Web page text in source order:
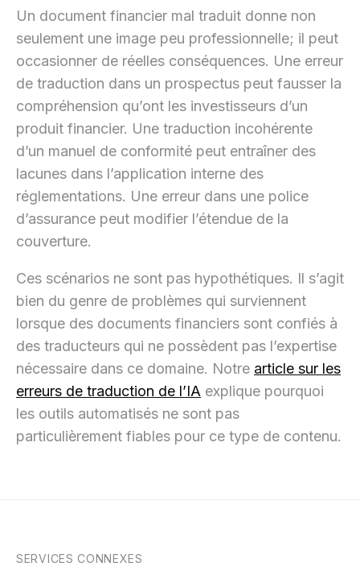
Un document financier mal traduit donne non
seulement une image peu professionnelle; il peut
occasionner de réelles conséquences. Une erreur
de traduction dans un prospectus peut fausser la
compréhension qu’ont les investisseurs d’un
produit financier. Une traduction incohérente
d’un manuel de conformité peut entraîner des
lacunes dans l’application interne des
réglementations. Une erreur dans une police
d’assurance peut modifier l’étendue de la
couverture.
Ces scénarios ne sont pas hypothétiques. Il s’agit
bien du genre de problèmes qui surviennent
lorsque des documents financiers sont confiés à
des traducteurs qui ne possèdent pas l’expertise
nécessaire dans ce domaine. Notre article sur les
erreurs de traduction de l’IA explique pourquoi
les outils automatisés ne sont pas
particulièrement fiables pour ce type de contenu.
SERVICES CONNEXES